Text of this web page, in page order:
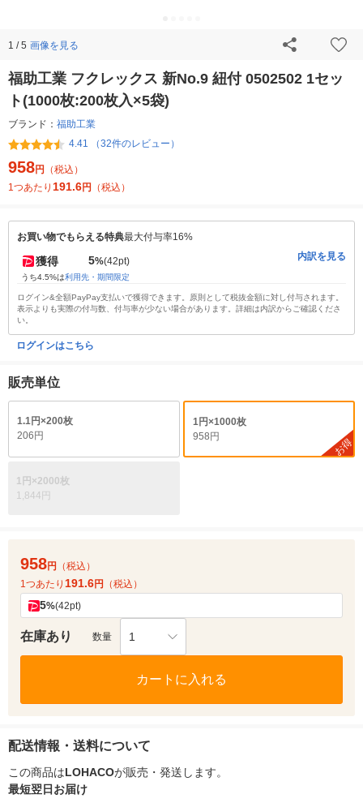
1 / 5 画像を見る
福助工業 フクレックス 新No.9 紐付 0502502 1セッ
ト(1000枚:200枚入×5袋)
ブランド： 福助工業
4.41 （32件のレビュー）
958円
（税込）
1つあたり 191.6円 （税込）
お買い物でもらえる特典最大付与率16%
獲得 5%(42pt)
うち4.5%は利用先・期間限定
内訳を見る
ログイン&全額PayPay支払いで獲得できます。原則として税抜金額に対し付与されます。
表示よりも実際の付与数、付与率が少ない場合があります。詳細は内訳からご確認くださ
い。
ログインはこちら
販売単位
1.1円×200枚
206円
1円×1000枚
958円
お得
1円×2000枚
1,844円
958円
（税込）
1つあたり 191.6円 （税込）
5%(42pt)
在庫あり 数量 1
カートに入れる
配送情報・送料について
この商品はLOHACOが販売・発送します。
最短翌日お届け